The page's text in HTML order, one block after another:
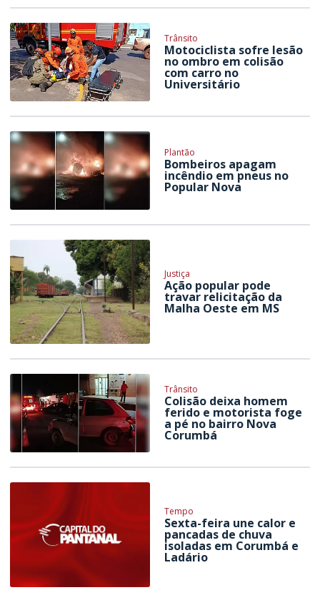
Trânsito
Motociclista sofre lesão
no ombro em colisão
com carro no
Universitário
Plantão
Bombeiros apagam
incêndio em pneus no
Popular Nova
Justiça
Ação popular pode
travar relicitação da
Malha Oeste em MS
Trânsito
Colisão deixa homem
ferido e motorista foge
a pé no bairro Nova
Corumbá
Tempo
Sexta-feira une calor e
pancadas de chuva
isoladas em Corumbá e
Ladário